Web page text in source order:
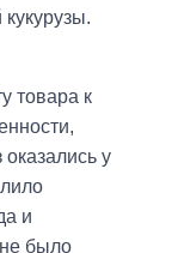
товара к
у
и
было